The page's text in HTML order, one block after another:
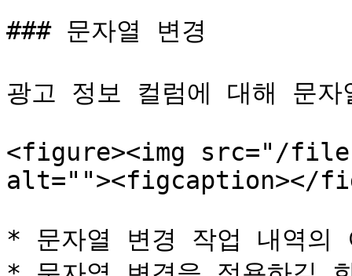
### 문자열 변경
광고 정보 컬럼에 대해 문
<figure><img src="/files/
alt=""><figcaption></
* 문자열 변경 작업 내역의